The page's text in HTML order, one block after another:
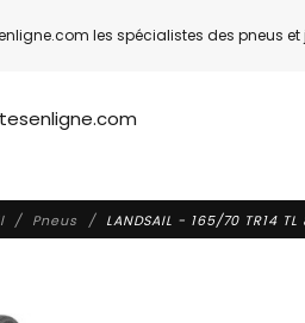
les spécialistes des pneus
Pneus LANDSAIL - 165/70 TR14